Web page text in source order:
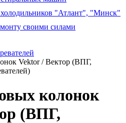
холодильников "Атлант", "Минск"
своими силами
Vektor / Вектор (ВПГ,
колонок
(ВПГ,